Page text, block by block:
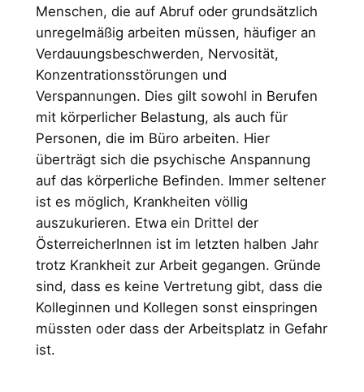
Menschen, die auf Abruf oder grundsätzlich
unregelmäßig arbeiten müssen, häufiger an
Verdauungsbeschwerden, Nervosität,
Konzentrationsstörungen und
Verspannungen. Dies gilt sowohl in Berufen
mit körperlicher Belastung, als auch für
Personen, die im Büro arbeiten. Hier
überträgt sich die psychische Anspannung
auf das körperliche Befinden. Immer seltener
ist es möglich, Krankheiten völlig
auszukurieren. Etwa ein Drittel der
ÖsterreicherInnen ist im letzten halben Jahr
trotz Krankheit zur Arbeit gegangen. Gründe
sind, dass es keine Vertretung gibt, dass die
Kolleginnen und Kollegen sonst einspringen
müssten oder dass der Arbeitsplatz in Gefahr
ist.